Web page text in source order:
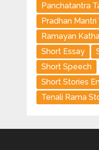
Panchatantra
Pradhan Mantri
Ramayan
Short Essay
Short Speech
Short Stories
Tenali Rama